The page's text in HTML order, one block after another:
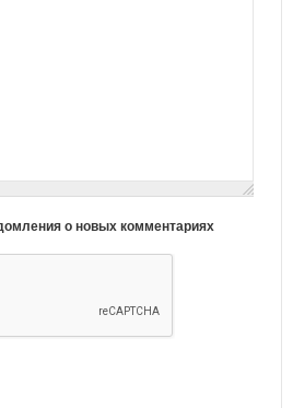
о новых комментариях